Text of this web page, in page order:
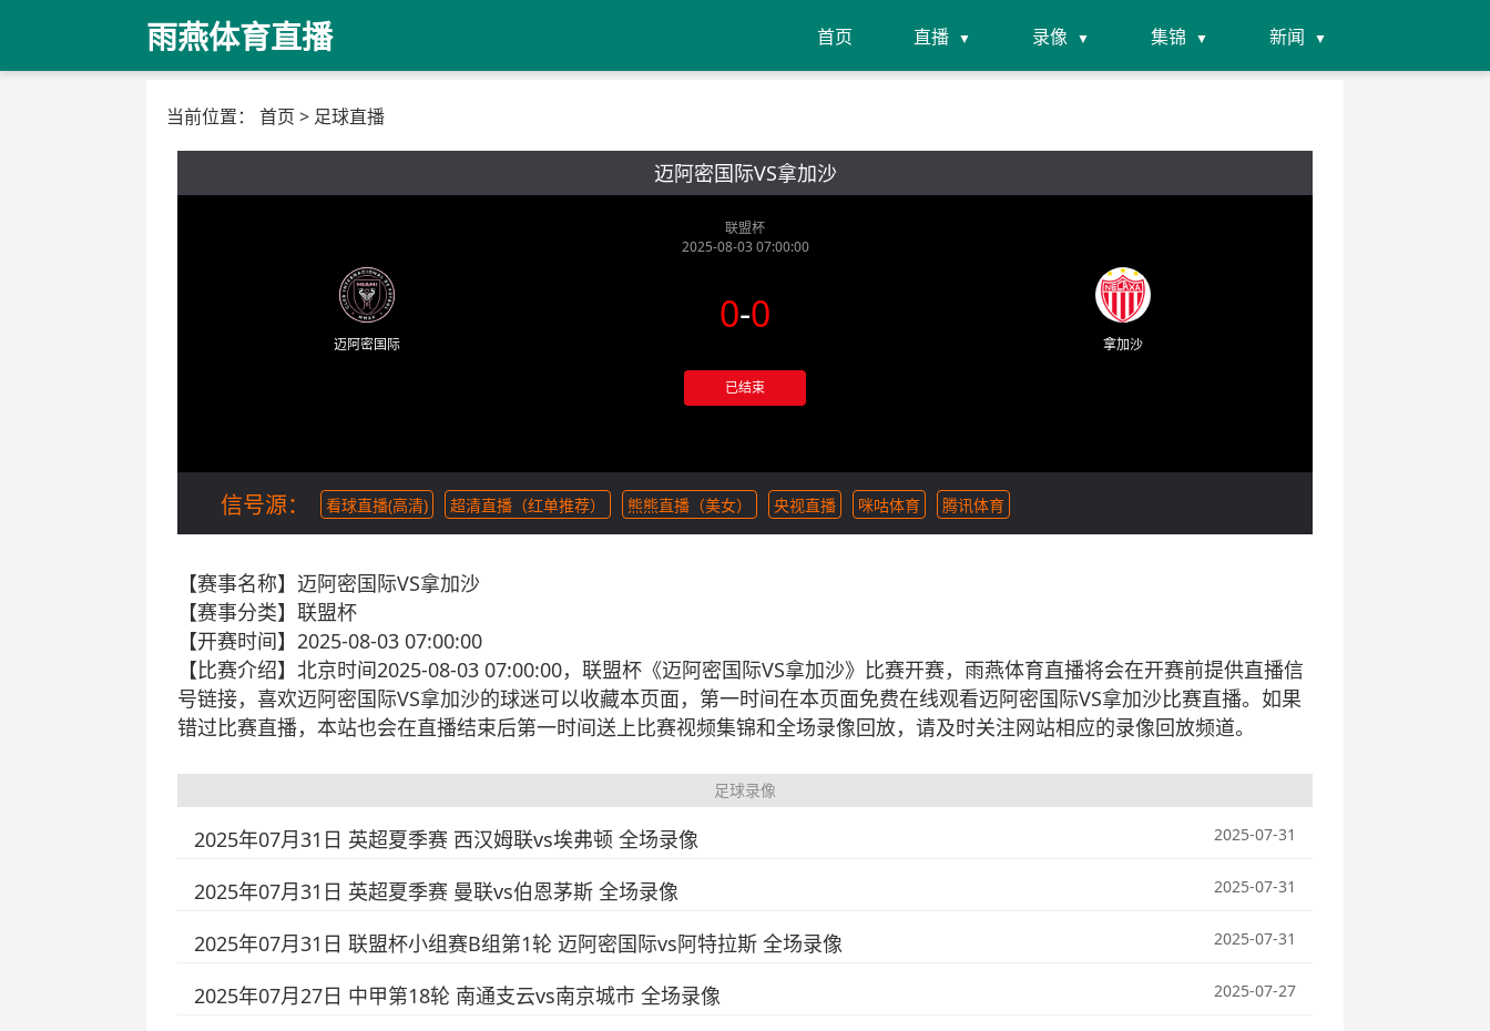
雨燕体育直播 首页 直播 录像 集锦 新闻
当前位置： 首页 > 足球直播
迈阿密国际VS拿加沙
联盟杯
2025-08-03 07:00:00
迈阿密国际
0-0
已结束
拿加沙
信号源： 看球直播(高清) 超清直播（红单推荐） 熊熊直播（美女） 央视直播 咪咕体育 腾讯体育
【赛事名称】 迈阿密国际VS拿加沙
【赛事分类】 联盟杯
【开赛时间】 2025-08-03 07:00:00
【比赛介绍】 北京时间2025-08-03 07:00:00，联盟杯《迈阿密国际VS拿加沙》比赛开赛，雨燕体育直播将会在开赛前提供直播信
号链接，喜欢迈阿密国际VS拿加沙的球迷可以收藏本页面，第一时间在本页面免费在线观看迈阿密国际VS拿加沙比赛直播。如果
错过比赛直播，本站也会在直播结束后第一时间送上比赛视频集锦和全场录像回放，请及时关注网站相应的录像回放频道。
足球录像
2025年07月31日 英超夏季赛 西汉姆联vs埃弗顿 全场录像 2025-07-31
2025年07月31日 英超夏季赛 曼联vs伯恩茅斯 全场录像 2025-07-31
2025年07月31日 联盟杯小组赛B组第1轮 迈阿密国际vs阿特拉斯 全场录像 2025-07-31
2025年07月27日 中甲第18轮 南通支云vs南京城市 全场录像 2025-07-27